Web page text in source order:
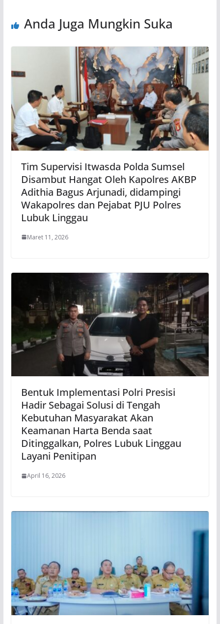
Anda Juga Mungkin Suka
Tim Supervisi Itwasda Polda Sumsel
Disambut Hangat Oleh Kapolres AKBP
Adithia Bagus Arjunadi, didampingi
Wakapolres dan Pejabat PJU Polres
Lubuk Linggau
Maret 11, 2026
Bentuk Implementasi Polri Presisi
Hadir Sebagai Solusi di Tengah
Kebutuhan Masyarakat Akan
Keamanan Harta Benda saat
Ditinggalkan, Polres Lubuk Linggau
Layani Penitipan
April 16, 2026